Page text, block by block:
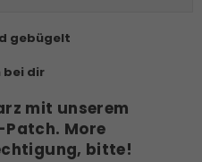
gebügelt
bei dir
mit unserem
More
bitte!